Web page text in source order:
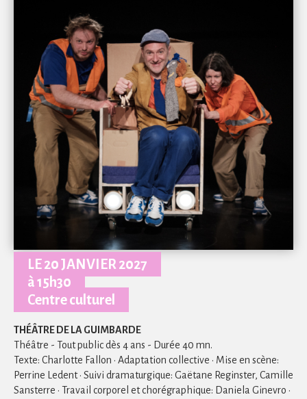
LE 20 JANVIER 2027
à 15h30
Centre culturel
THÉÂTRE DE LA GUIMBARDE
Théâtre - Tout public dès 4 ans - Durée 40 mn.
Texte: Charlotte Fallon · Adaptation collective · Mise en scène:
Perrine Ledent · Suivi dramaturgique: Gaëtane Reginster, Camille
Sansterre · Travail corporel et chorégraphique: Daniela Ginevro ·